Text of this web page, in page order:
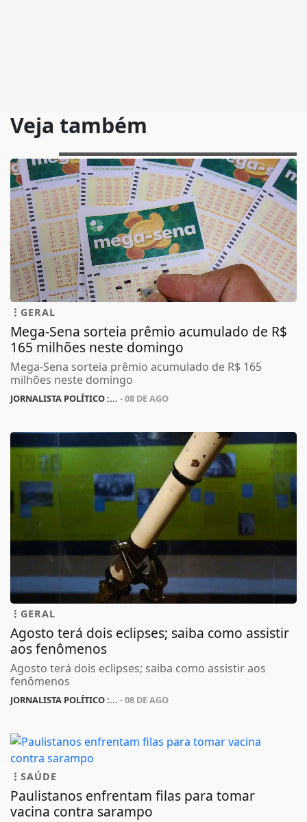
Veja também
GERAL
Mega-Sena sorteia prêmio acumulado de R$
165 milhões neste domingo
Mega-Sena sorteia prêmio acumulado de R$ 165
milhões neste domingo
JORNALISTA POLÍTICO :... - 08 DE AGO
GERAL
Agosto terá dois eclipses; saiba como assistir
aos fenômenos
Agosto terá dois eclipses; saiba como assistir aos
fenômenos
JORNALISTA POLÍTICO :... - 08 DE AGO
SAÚDE
Paulistanos enfrentam filas para tomar
vacina contra sarampo